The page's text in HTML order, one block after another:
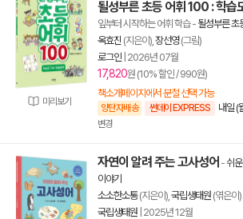
미리보기
될성부른 초등 어휘 100 : 학습
잎부터 시작하는 어휘 학습- 될성부른 초
옥효진 (지은이), 장선영(그림)
로그인 2026년 07월
17,820원 (10% 할인 / 990원)
책소개페이지에서 분철 선택 가능
양탄자배송 썬데이 EXPRESS 내일 (
변경
자연이 알려 주는 고사성어 -쉬
이야기
소소한소통(지은이), 국립생태원 (엮은이)
국립생태원 2025년 12월